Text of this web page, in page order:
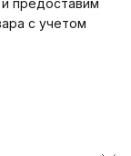
предоставим
с учетом